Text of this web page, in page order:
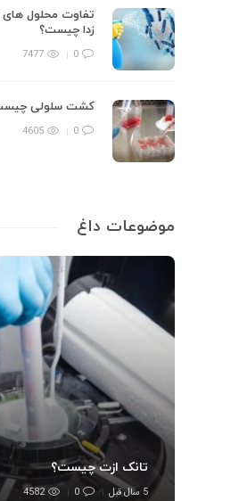
تفاوت محلول
زدا چیست؟
0
7477
کشت سلولی
0
4605
موضوعات داغ
تانک ازت چیست؟
5 سال قبل 0
4582